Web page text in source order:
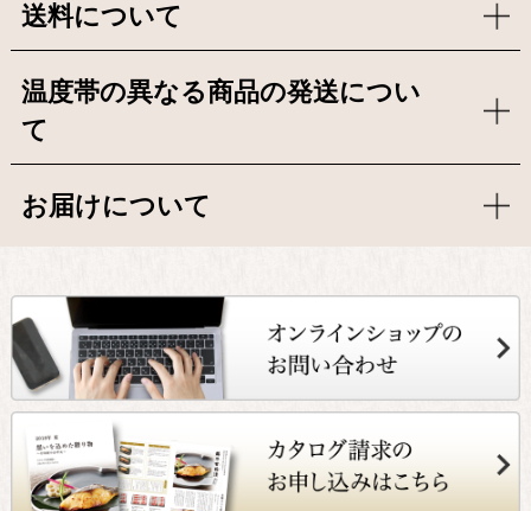
送料について
温度帯の異なる商品の発送につい
て
お届けについて